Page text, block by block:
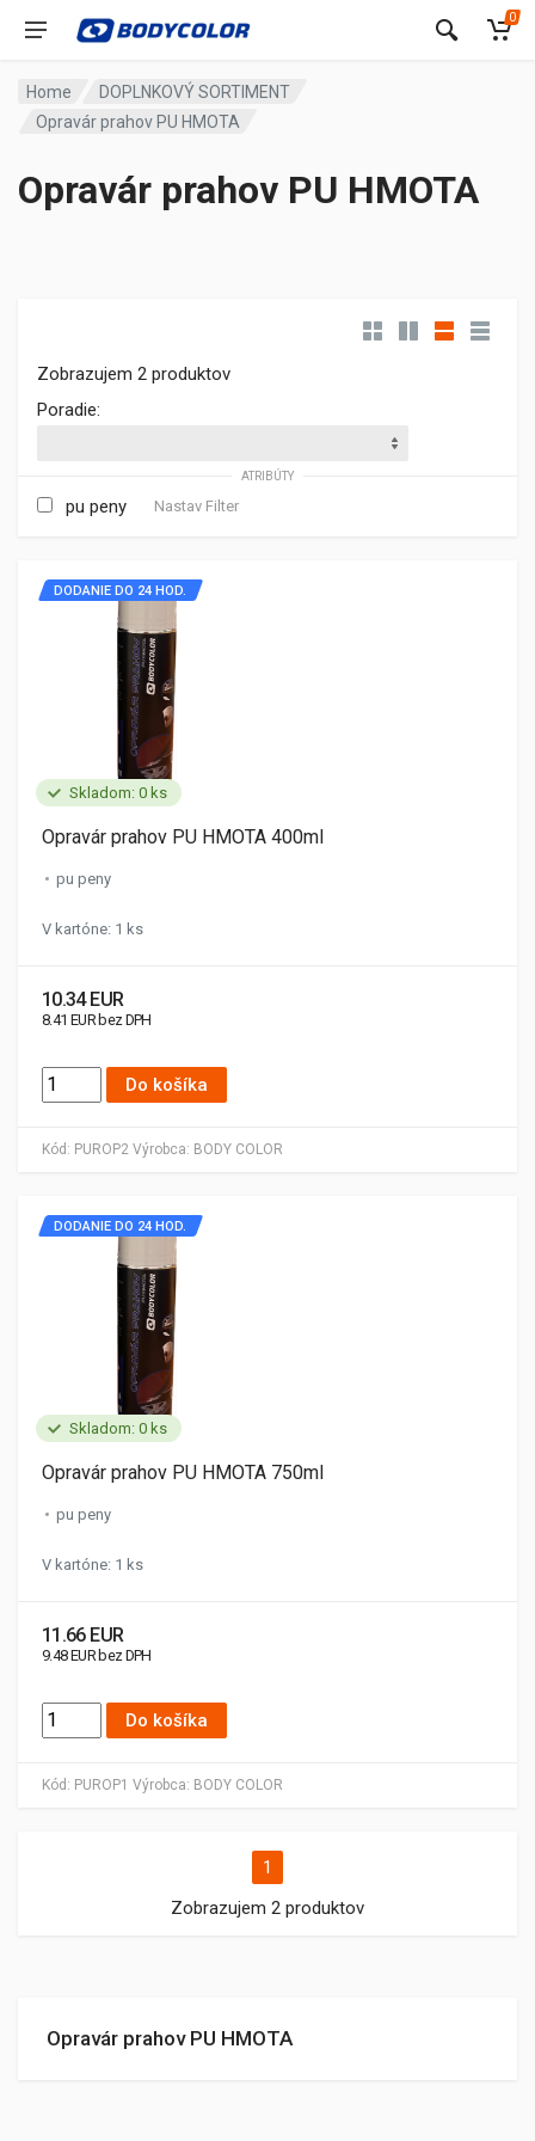
0
Home
DOPLNKOVÝ SORTIMENT
Opravár prahov PU HMOTA
Opravár prahov PU HMOTA
Opravár prahov PU HMOTA
Zobrazujem 2 produktov
Poradie:
ATRIBÚTY
pu peny Nastav Filter
Skladom: 0 ks
Kód: PUROP2 Výrobca: BODY COLOR
DODANIE DO 24 HOD.
Opravár prahov PU HMOTA 400ml
pu peny
V kartóne: 1 ks
10.34 EUR
8.41 EUR bez DPH
Do košíka
Skladom: 0 ks
Kód: PUROP1 Výrobca: BODY COLOR
DODANIE DO 24 HOD.
Opravár prahov PU HMOTA 750ml
pu peny
V kartóne: 1 ks
11.66 EUR
9.48 EUR bez DPH
Do košíka
1
Zobrazujem 2 produktov